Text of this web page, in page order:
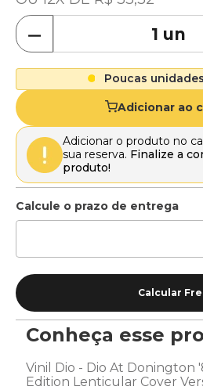
－
Poucas
Adicionar ao
Adicionar o produto no
sua reserva. Finalize a
produto!
Conheça esse
Vinil Dio - Dio At Donington
Edition Lenticular Cover